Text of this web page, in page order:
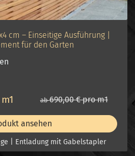
cm – Einseitige Ausführung |
für den Garten
ab690,00 € pro m1
ansehen
| Entladung mit Gabelstapler